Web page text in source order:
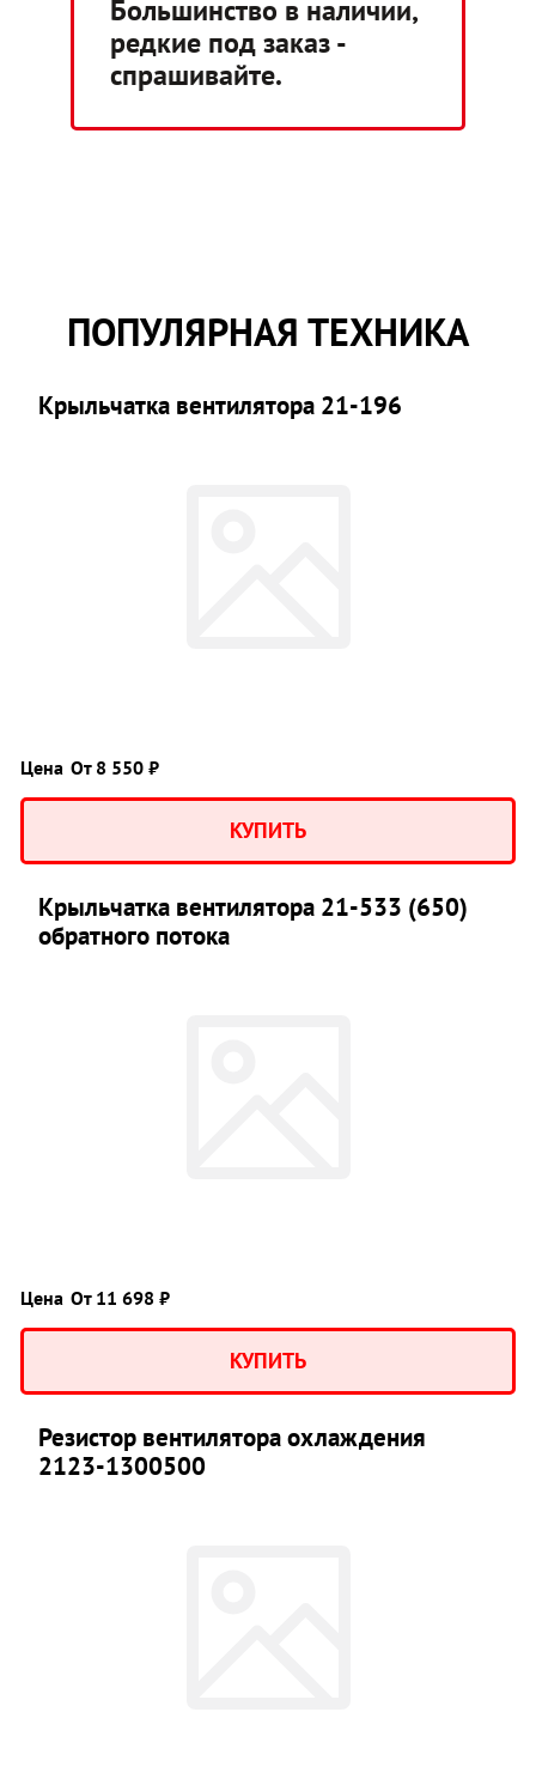
Большинство в наличии,
редкие под заказ -
спрашивайте.
ПОПУЛЯРНАЯ ТЕХНИКА
Крыльчатка вентилятора 21-196
Цена От 8 550 ₽
КУПИТЬ
Крыльчатка вентилятора 21-533 (650)
обратного потока
Цена От 11 698 ₽
КУПИТЬ
Резистор вентилятора охлаждения
2123-1300500